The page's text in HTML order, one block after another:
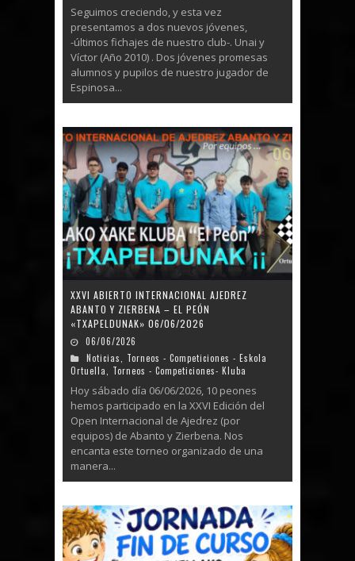
Seguimos creciendo, y esta vez
presentamos a dos nuevos jóvenes,
-últimos fichajes de nuestro club-. Unai y
Víctor (Año 2010) . Dos jóvenes promesas
alumnos y pupilos de nuestro jugador de
Espinosa...
XXVI ABIERTO INTERNACIONAL AJEDREZ
ABANTO Y ZIERBENA – EL PEÓN
«TXAPELDUNAK» 06/06/2026
06/06/2026
Noticias, Torneos - Competiciones - Eskola
Ortuella, Torneos - Competiciones- Kluba
Hoy sábado día 06/06/2026, 10 peones
hemos participado en la XXVI Edición del
Open Internacional de Ajedrez (por
equipos) de Abanto y Zierbena. Nos
encanta este torneo organizado de una
manera...